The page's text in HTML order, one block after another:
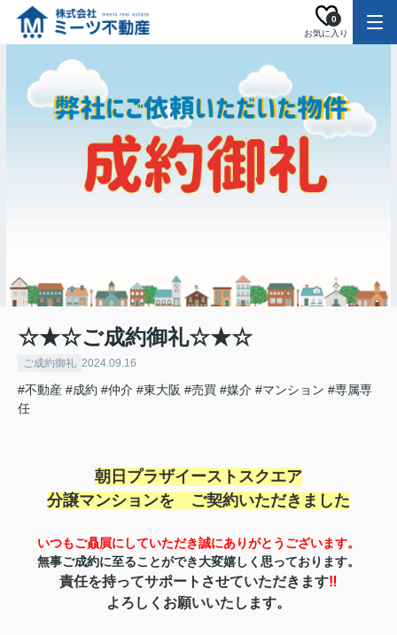
お気に入り
0
☆★☆ご成約御礼☆★☆
ご成約御礼 2024.09.16
#不動産 #成約 #仲介 #東大阪 #売買 #媒介 #マンション #専属専
任
朝日プラザイーストスクエア
分譲マンションを ご契約いただきました
いつもご贔屓にしていただき誠にありがとうございます。
無事ご成約に至ることができ大変嬉しく思っております。
責任を持ってサポートさせていただきます‼
よろしくお願いいたします。